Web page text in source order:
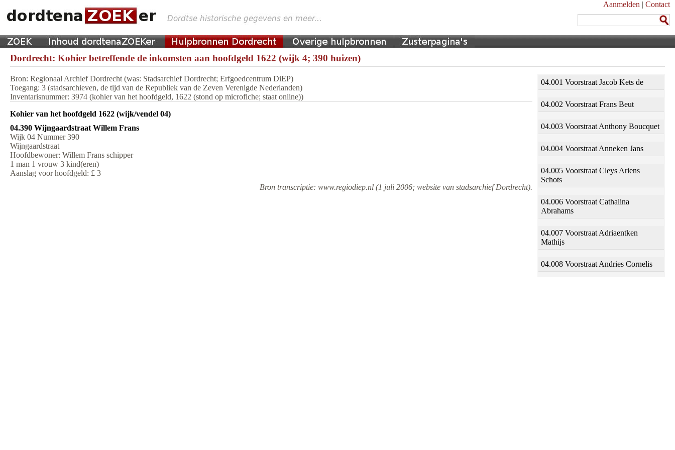
Aanmelden | Contact
Dordrecht: Kohier betreffende de inkomsten aan hoofdgeld 1622 (wijk 4; 390 huizen)
04.001 Voorstraat Jacob Kets de
04.002 Voorstraat Frans Beut
04.003 Voorstraat Anthony Boucquet
04.004 Voorstraat Anneken Jans
04.005 Voorstraat Cleys Ariens
Schots
04.006 Voorstraat Cathalina
Abrahams
04.007 Voorstraat Adriaentken
Mathijs
04.008 Voorstraat Andries Cornelis
Bron: Regionaal Archief Dordrecht (was: Stadsarchief Dordrecht; Erfgoedcentrum DiEP)
Toegang: 3 (stadsarchieven, de tijd van de Republiek van de Zeven Verenigde Nederlanden)
Inventarisnummer: 3974 (kohier van het hoofdgeld, 1622 (stond op microfiche; staat online))
Kohier van het hoofdgeld 1622 (wijk/vendel 04)
04.390 Wijngaardstraat Willem Frans
Wijk 04 Nummer 390
Wijngaardstraat
Hoofdbewoner: Willem Frans schipper
1 man 1 vrouw 3 kind(eren)
Aanslag voor hoofdgeld: £ 3
Bron transcriptie: www.regiodiep.nl (1 juli 2006; website van stadsarchief Dordrecht).